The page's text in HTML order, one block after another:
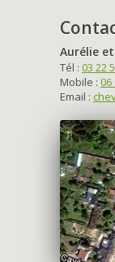
Aurélie et
Tél : 03 22
Mobile : 06
Email :